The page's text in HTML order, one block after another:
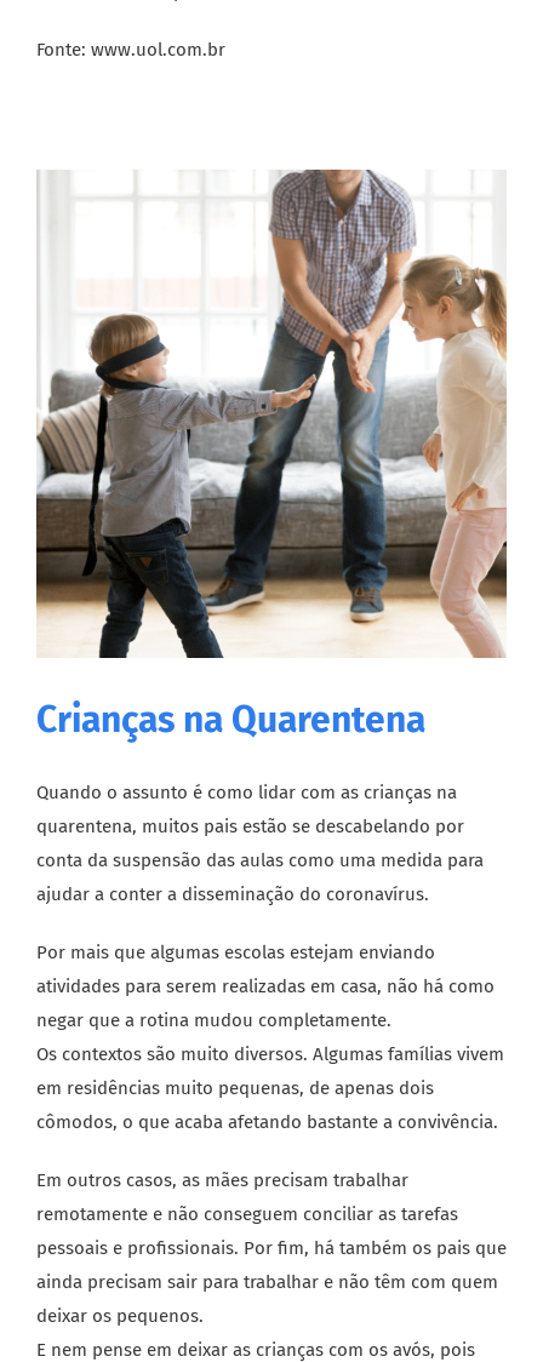
Fonte: www.uol.com.br
Crianças na Quarentena
Quando o assunto é como lidar com as crianças na
quarentena, muitos pais estão se descabelando por
conta da suspensão das aulas como uma medida para
ajudar a conter a disseminação do coronavírus.
Por mais que algumas escolas estejam enviando
atividades para serem realizadas em casa, não há como
negar que a rotina mudou completamente.
Os contextos são muito diversos. Algumas famílias vivem
em residências muito pequenas, de apenas dois
cômodos, o que acaba afetando bastante a convivência.
Em outros casos, as mães precisam trabalhar
remotamente e não conseguem conciliar as tarefas
pessoais e profissionais. Por fim, há também os pais que
ainda precisam sair para trabalhar e não têm com quem
deixar os pequenos.
E nem pense em deixar as crianças com os avós, pois